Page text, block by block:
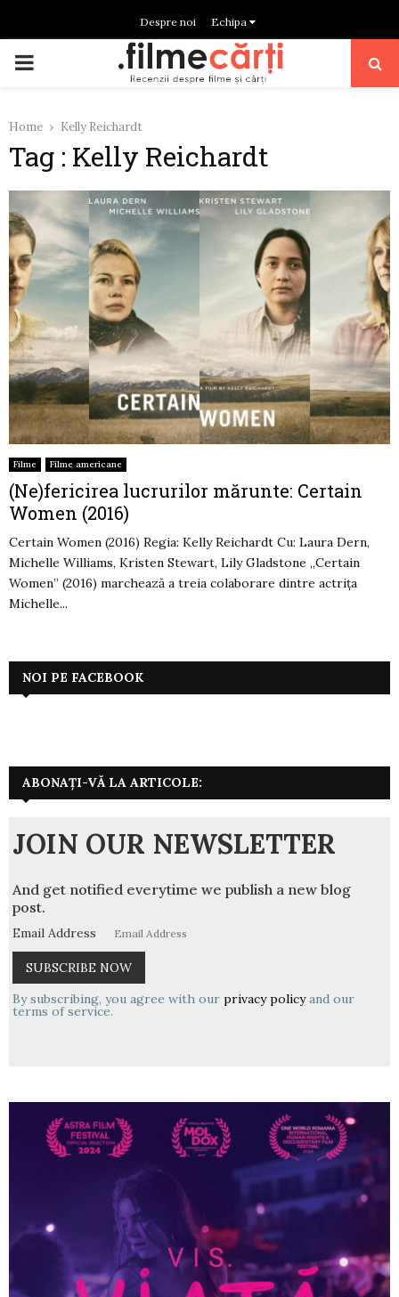
Despre noi Echipa
PRIMARY
Home Kelly Reichardt
Tag : Kelly Reichardt
Filme Filme americane
(Ne)fericirea lucrurilor mărunte: Certain
Women (2016)
Certain Women (2016) Regia: Kelly Reichardt Cu: Laura Dern,
Michelle Williams, Kristen Stewart, Lily Gladstone „Certain
Women” (2016) marchează a treia colaborare dintre actrița
Michelle...
NOI PE FACEBOOK
ABONAȚI-VĂ LA ARTICOLE:
JOIN OUR NEWSLETTER
And get notified everytime we publish a new blog
post.
Email Address
By subscribing, you agree with our privacy policyand our
terms of service.